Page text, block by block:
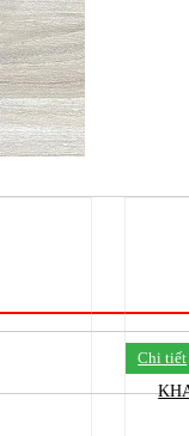
Chi tiết